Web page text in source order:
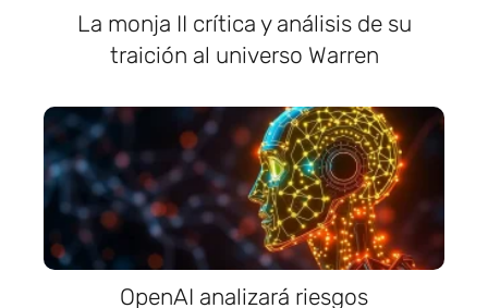
La monja II crítica y análisis de su
traición al universo Warren
OpenAI analizará riesgos